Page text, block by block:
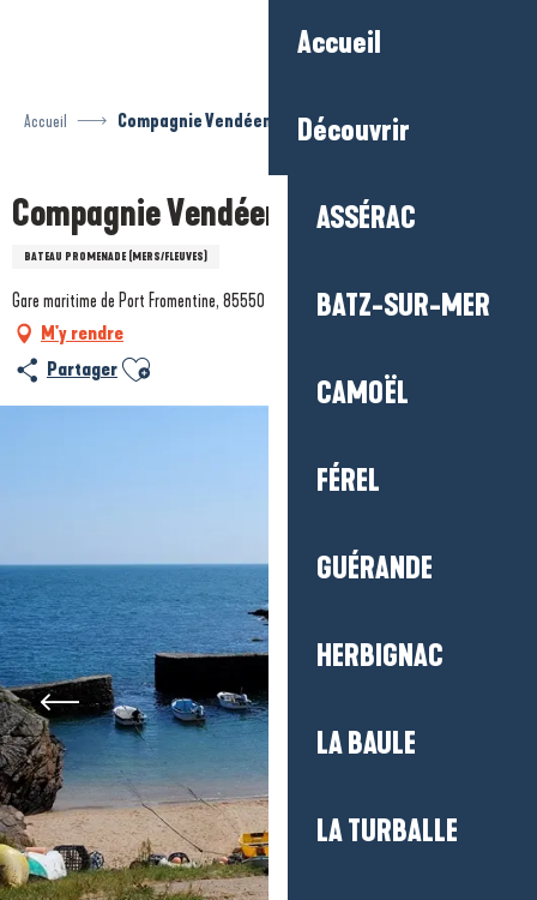
Accueil
Découvrir
ASSÉRAC
BATZ-SUR-MER
CAMOËL
FÉREL
GUÉRANDE
HERBIGNAC
LA BAULE
LA TURBALLE
Accueil Compagnie Vendéenne
Compagnie Vendéenne
BATEAU PROMENADE (MERS/FLEUVES)
Gare maritime de Port Fromentine, 85550 La Barre-de-Monts
M'y rendre
Partager Ajouter aux favoris